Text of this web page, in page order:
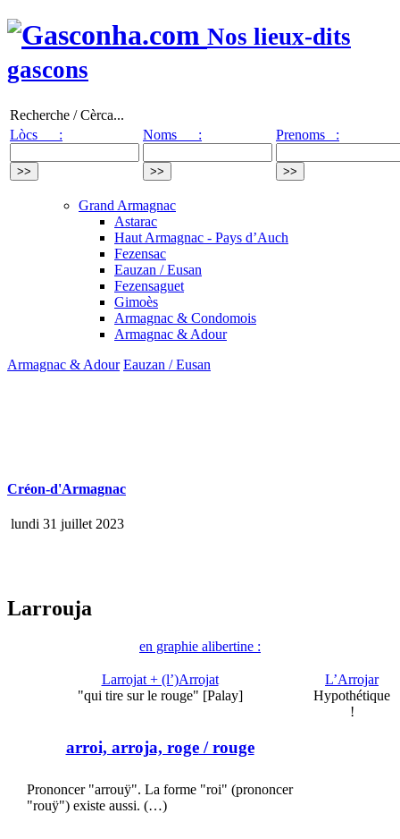
Nos lieux-dits
gascons
Recherche / Cèrca...
Lòcs :
Noms : Prenoms :
Grand Armagnac
Astarac
Haut Armagnac - Pays d’Auch
Fezensac
Eauzan / Eusan
Fezensaguet
Gimoès
Armagnac & Condomois
Armagnac & Adour
Armagnac & Adour Eauzan / Eusan
Créon-d'Armagnac
lundi 31 juillet 2023
Larrouja
en graphie alibertine :
Larrojat + (l’)Arrojat
"qui tire sur le rouge" [Palay]
arroi, arroja, roge/ rouge
Prononcer "arrouÿ". La forme "roi" (prononcer
"rouÿ") existe aussi. (…)
L’Arrojar
Hypothétique
!